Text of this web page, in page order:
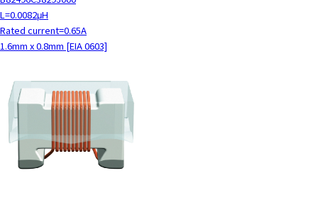
y
o
u
L=0.0082μH
Rated current=0.65A
1.6mm x 0.8mm [EIA 0603]